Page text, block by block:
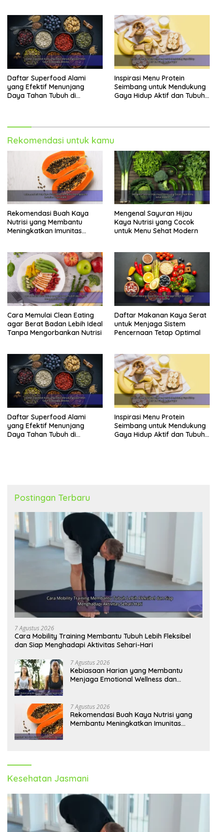
Daftar Superfood Alami
yang Efektif Menunjang
Daya Tahan Tubuh di
Inspirasi Menu Protein
Seimbang untuk Mendukung
Gaya Hidup Aktif dan Tubuh
Rekomendasi untuk kamu
Rekomendasi Buah Kaya
Nutrisi yang Membantu
Meningkatkan Imunitas
Mengenal Sayuran Hijau
Kaya Nutrisi yang Cocok
untuk Menu Sehat Modern
Cara Memulai Clean Eating
agar Berat Badan Lebih Ideal
Tanpa Mengorbankan Nutrisi
Daftar Makanan Kaya Serat
untuk Menjaga Sistem
Pencernaan Tetap Optimal
Daftar Superfood Alami
yang Efektif Menunjang
Daya Tahan Tubuh di
Inspirasi Menu Protein
Seimbang untuk Mendukung
Gaya Hidup Aktif dan Tubuh
Postingan Terbaru
7 Agustus 2026
Cara Mobility Training Membantu Tubuh Lebih Fleksibel
dan Siap Menghadapi Aktivitas Sehari-Hari
7 Agustus 2026
Kebiasaan Harian yang Membantu
Menjaga Emotional Wellness dan
7 Agustus 2026
Rekomendasi Buah Kaya Nutrisi yang
Membantu Meningkatkan Imunitas
Kesehatan Jasmani